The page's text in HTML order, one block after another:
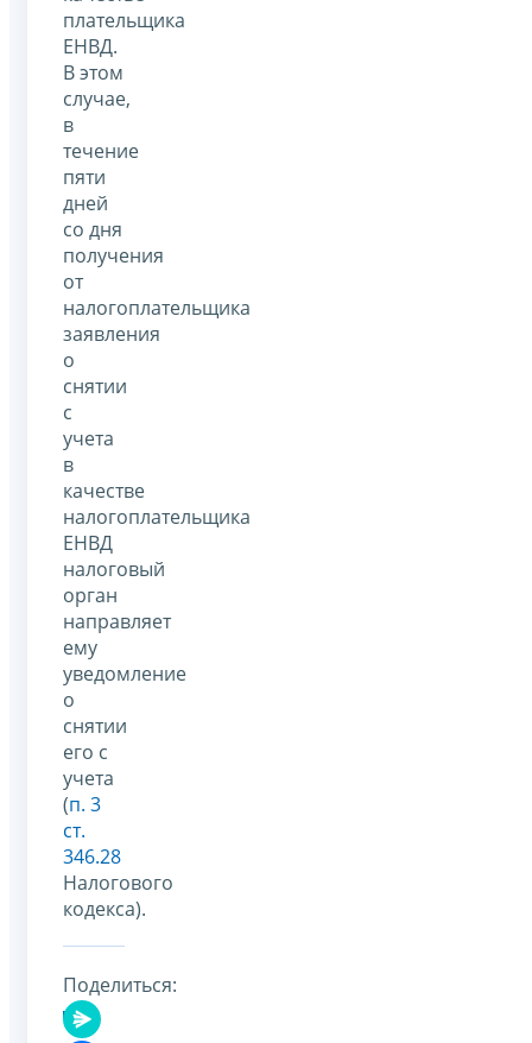
плательщика
ЕНВД.
В этом
случае,
в
течение
пяти
дней
со дня
получения
от
налогоплательщика
заявления
о
снятии
с
учета
в
качестве
налогоплательщика
ЕНВД
налоговый
орган
направляет
ему
уведомление
о
снятии
его с
учета
(п. 3
ст.
346.28
Налогового
кодекса).
Поделиться: